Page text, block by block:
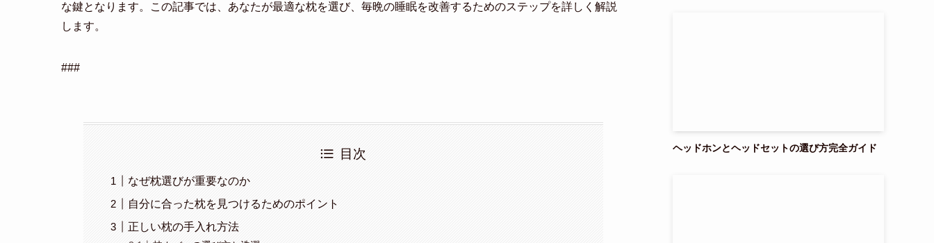
な鍵となります。この記事では、あなたが最適な枕を選び、毎晩の睡眠を改善するためのステップを詳しく解説
します。
###
目次
なぜ枕選びが重要なのか
自分に合った枕を見つけるためのポイント
正しい枕の手入れ方法
ヘッドホンとヘッドセットの選び方完全ガイド